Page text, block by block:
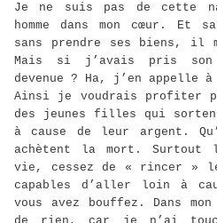
Je ne suis pas de cette
homme dans mon cœur. Et
sans prendre ses biens, il
Mais si j’avais pris
devenue ? Ha, j’en appelle à
Ainsi je voudrais profiter
des jeunes filles qui
à cause de leur argent.
achètent la mort.
vie, cessez de « rincer »
capables d’aller loin à
vous avez bouffez. Dans